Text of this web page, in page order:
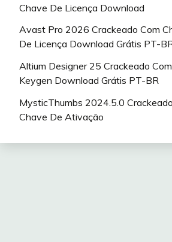
Chave De Licença Download
Avast Pro 2026 Crackeado Com
De Licença Download Grátis PT-
Altium Designer 25 Crackeado Com
Keygen Download Grátis PT-BR
MysticThumbs 2024.5.0
Chave De Ativação